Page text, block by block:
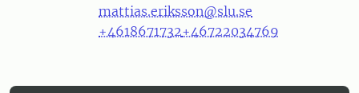
mattias.eriksson@slu.se
+4618671732+46722034769